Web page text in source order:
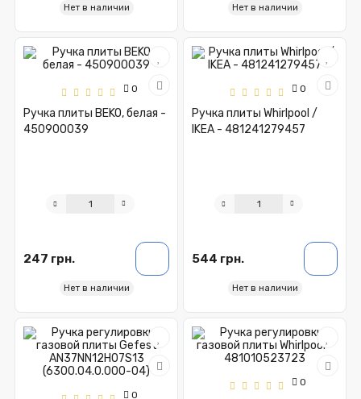
Нет в наличии Нет в наличии
0
Ручка плиты BEKO, белая -
450900039
247 грн.
Нет в наличии
0
Ручка плиты Whirlpool /
IKEA - 481241279457
544 грн.
Нет в наличии
0
0